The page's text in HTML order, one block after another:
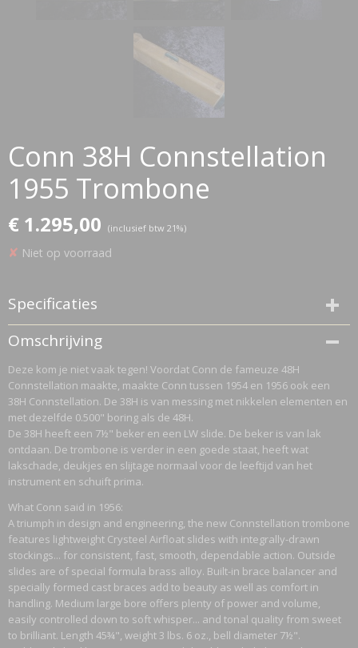
Conn 38H Connstellation
1955 Trombone
€ 1.295,00 (inclusief btw 21%)
✘ Niet op voorraad
Specificaties
Productcode
529805
Netto gewicht
4,90 Kg
Bruto gewicht
7,00 Kg
Omschrijving
Deze kom je niet vaak tegen! Voordat Conn de fameuze 48H
Connstellation maakte, maakte Conn tussen 1954 en 1956 ook een
38H Connstellation. De 38H is van messing met nikkelen elementen en
met dezelfde 0.500" boring als de 48H.
De 38H heeft een 7½" beker en een LW slide. De beker is van lak
ontdaan. De trombone is verder in een goede staat, heeft wat
lakschade, deukjes en slijtage normaal voor de leeftijd van het
instrument en schuift prima.
What Conn said in 1956:
A triumph in design and engineering, the new Connstellation trombone
features lightweight Crysteel Airfloat slides with integrally-drawn
stockings... for consistent, fast, smooth, dependable action. Outside
slides are of special formula brass alloy. Built-in brace balancer and
specially formed cast braces add to beauty as well as comfort in
handling. Medium large bore offers plenty of power and volume,
easily controlled down to soft whisper... and tonal quality from sweet
to brilliant. Length 45¾", weight 3 lbs. 6 oz., bell diameter 7½".